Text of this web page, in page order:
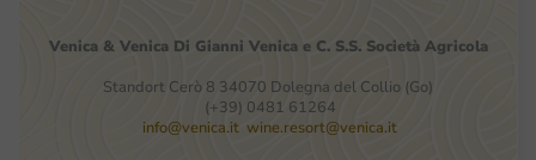
Venica & Venica Di Gianni Venica e C. S.S. Società Agricola
Standort Cerò 8 34070 Dolegna del Collio (Go)
(+39) 0481 61264
info@venica.it wine.resort@venica.it